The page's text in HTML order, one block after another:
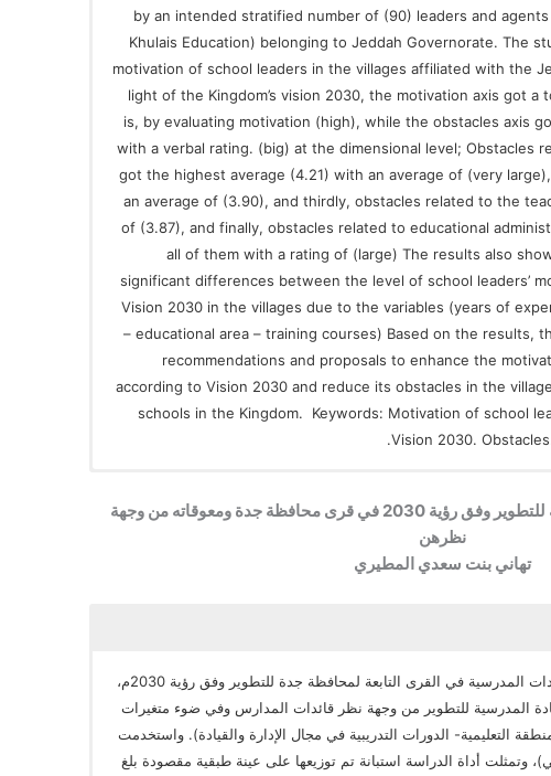
by an intended stratified number of (90) leaders and
Khulais Education) belonging to Jeddah Governorate. The
motivation of school leaders in the villages affiliated with the
light of the Kingdom’s vision 2030, the motivation axis got
is, by evaluating motivation (high), while the obstacles axis
with a verbal rating. (big) at the dimensional level; Obstacles
got the highest average (4.21) with an average of (very
an average of (3.90), and thirdly, obstacles related to the
of (3.87), and finally, obstacles related to educational
all of them with a rating of (large) The results also
significant differences between the level of school leaders’
Vision 2030 in the villages due to the variables (years of
– educational area – training courses) Based on the results,
recommendations and proposals to enhance the
according to Vision 2030 and reduce its obstacles in the
schools in the Kingdom. Keywords: Motivation of school
Vision 2030.
مستوى دافعية القيادات المدرسية للتطوير وفق رؤية 2030 في قرى محافظة جدة ومعوقاته من وجهة
نظرهن
تهاني بنت سعدي المطيري
هدفت الدراسة إلى قياس دافعية القيادات المدرسية في القرى التابعة لمحافظة جدة للتطوير وفق رؤية 2030م،
المدرسية للتطوير من وجهة نظر قائدات المدارس وفي ضوء متغيرات
التعليمية- الدورات التدريبية في مجال الإدارة والقيادة). واستخدمت
وتمثلت أداة الدراسة استبانة تم توزيعها على عينة طبقية مقصودة بلغ